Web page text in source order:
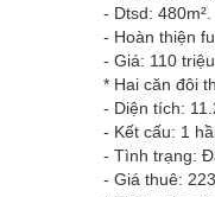
- Dtsd: 480m².
- Hoàn thiện
- Giá: 110 triệu.
* Hai căn đôi
- Diện tích:
- Kết cấu: 1
- Tình trạng:
- Giá thuê: